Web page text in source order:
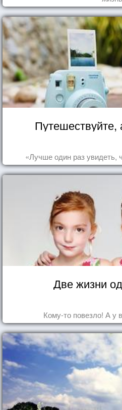
Путешествуйте,
«Лучше один раз увидеть,
Две жизни
Кому-то повезло! А у